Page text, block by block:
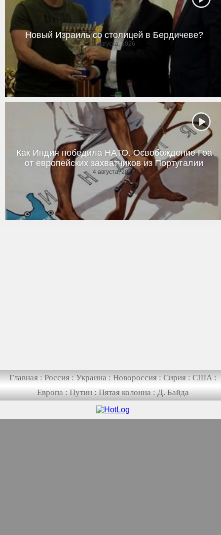
Новый Израиль со столицей в Бердичеве?
5 августа, 2026
Как Индия победила НАТО. Освобождение Гоа
от европейских захватчиков из Португалии
4 августа, 2026
Главная : Россия : Украина : Новороссия : Сирия : США :
Европа : Путин : Пятая колонна : Д. Байда